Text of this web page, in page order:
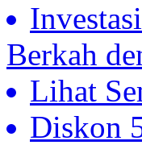
Berkah
Lihat
Diskon